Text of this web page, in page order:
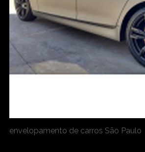
envelopamento de carros São Paulo